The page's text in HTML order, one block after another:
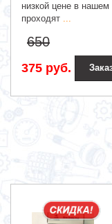
низкой цене в нашем
проходят ...
650
375 руб.